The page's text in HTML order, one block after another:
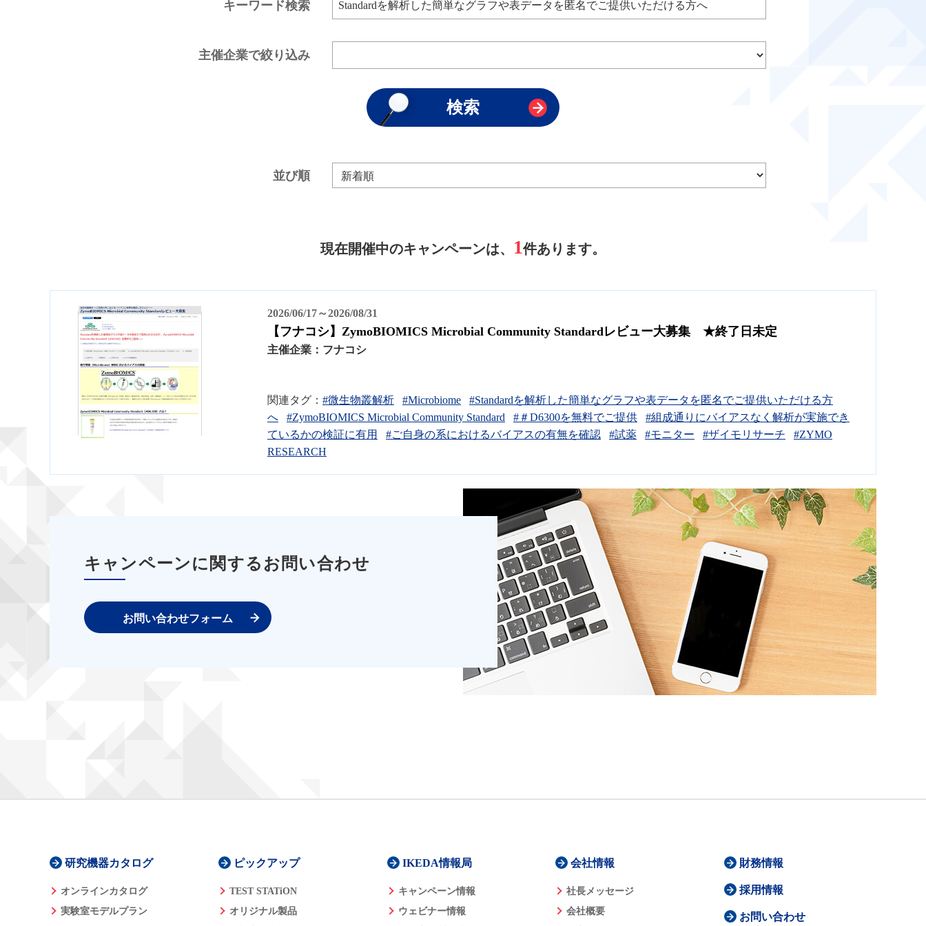
キーワード検索
主催企業で絞り込み
並び順
現在開催中のキャンペーンは、 1件あります。
2026/06/17～2026/08/31
【フナコシ】ZymoBIOMICS Microbial Community Standardレビュー大募集 ★終了日未定
主催企業： フナコシ
関連タグ： #微生物叢解析 #Microbiome
#Standardを解析した簡単なグラフや表データを匿名でご提供いただける方
へ
#ZymoBIOMICS Microbial Community Standard #＃D6300を無料でご提供
#組成通りにバイアスなく解析が実施でき
ているかの検証に有用
#ご自身の系におけるバイアスの有無を確認 #試薬 #モニター #ザイモリサーチ
#ZYMO
RESEARCH
キャンペーンに関するお問い合わせ
お問い合わせフォーム
研究機器カタログ
オンラインカタログ
実験室モデルプラン
ピックアップ
TEST STATiON
オリジナル製品
IKEDA情報局
キャンペーン情報
ウェビナー情報
会社情報
社長メッセージ
会社概要
財務情報
採用情報
お問い合わせ